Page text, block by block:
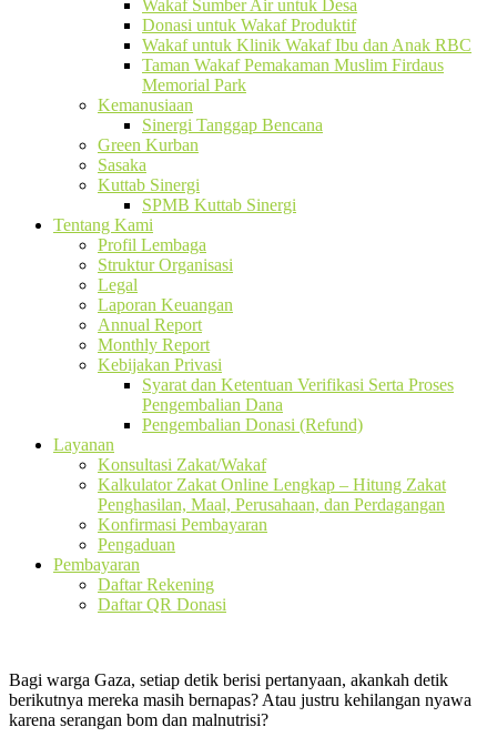
Wakaf Sumber Air untuk Desa
Donasi untuk Wakaf Produktif
Wakaf untuk Klinik Wakaf Ibu dan Anak RBC
Taman Wakaf Pemakaman Muslim Firdaus
Memorial Park
Kemanusiaan
Sinergi Tanggap Bencana
Green Kurban
Sasaka
Kuttab Sinergi
SPMB Kuttab Sinergi
Tentang Kami
Profil Lembaga
Struktur Organisasi
Legal
Laporan Keuangan
Annual Report
Monthly Report
Kebijakan Privasi
Syarat dan Ketentuan Verifikasi Serta Proses
Pengembalian Dana
Pengembalian Donasi (Refund)
Layanan
Konsultasi Zakat/Wakaf
Kalkulator Zakat Online Lengkap – Hitung Zakat
Penghasilan, Maal, Perusahaan, dan Perdagangan
Konfirmasi Pembayaran
Pengaduan
Pembayaran
Daftar Rekening
Daftar QR Donasi
Bagi warga Gaza, setiap detik berisi pertanyaan, akankah detik
berikutnya mereka masih bernapas? Atau justru kehilangan nyawa
karena serangan bom dan malnutrisi?